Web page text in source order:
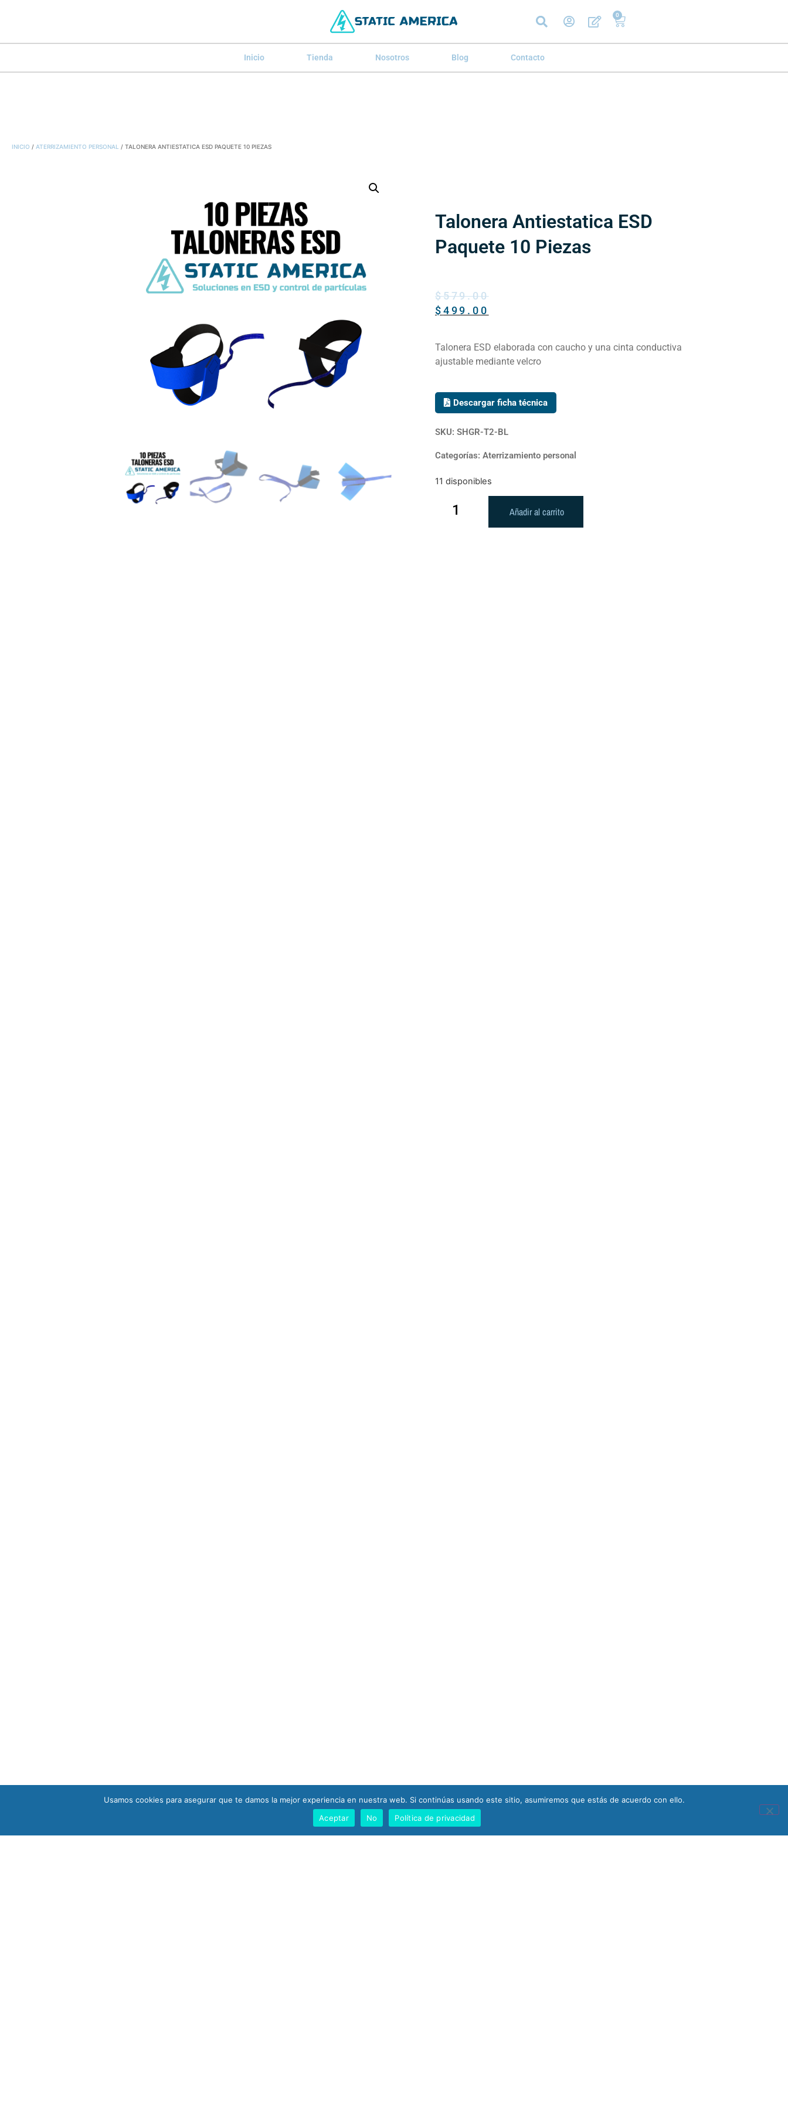
0
Inicio Tienda Nosotros Blog Contacto
INICIO / ATERRIZAMIENTO PERSONAL / TALONERA ANTIESTATICA ESD PAQUETE 10 PIEZAS
Talonera Antiestatica ESD
Paquete 10 Piezas
$579.00
$499.00
Talonera ESD elaborada con caucho y una cinta conductiva
ajustable mediante velcro
Descargar ficha técnica
SKU: SHGR-T2-BL
Categorías: Aterrizamiento personal
11 disponibles
Añadir al carrito
Usamos cookies para asegurar que te damos la mejor experiencia en nuestra web. Si continúas usando este sitio, asumiremos que estás de acuerdo con ello.
Aceptar
No Política de privacidad